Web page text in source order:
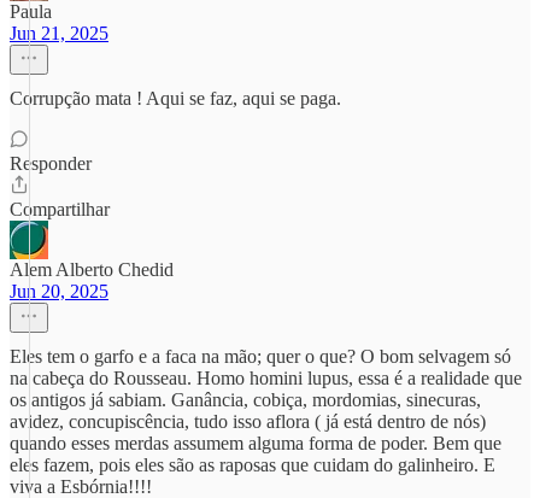
Paula
Jun 21, 2025
Corrupção mata ! Aqui se faz, aqui se paga.
Responder
Compartilhar
Alem Alberto Chedid
Jun 20, 2025
Eles tem o garfo e a faca na mão; quer o que? O bom selvagem só
na cabeça do Rousseau. Homo homini lupus, essa é a realidade que
os antigos já sabiam. Ganância, cobiça, mordomias, sinecuras,
avidez, concupiscência, tudo isso aflora ( já está dentro de nós)
quando esses merdas assumem alguma forma de poder. Bem que
eles fazem, pois eles são as raposas que cuidam do galinheiro. E
viva a Esbórnia!!!!